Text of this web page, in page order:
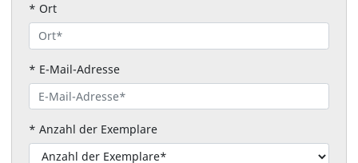
* Ort
* E-Mail-Adresse
* Anzahl der Exemplare